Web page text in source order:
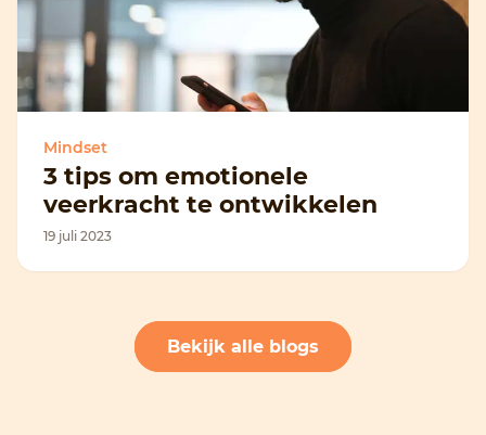
Mindset
3 tips om emotionele
veerkracht te ontwikkelen
19 juli 2023
Bekijk alle blogs